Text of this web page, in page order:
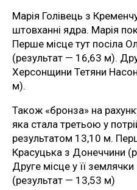
Марія Голівець з
штовханні ядра. Марія
Перше місце тут посіла
(результат — 16,63 м).
Херсонщини Тетяни
м).
Також «бронза» на
яка стала третьою у
результатом 13,10 м.
Красуцька з Донеччини
Друге місце у її землячки
(результат — 13,53 м)